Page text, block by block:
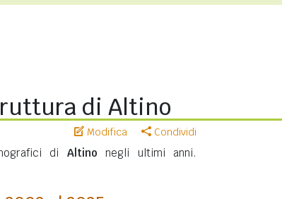
di Altino
Modifica Condividi
di Altino negli ultimi anni.